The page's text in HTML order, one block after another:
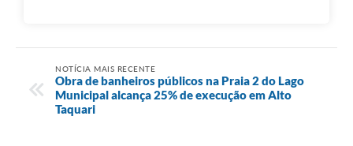
NOTÍCIA MAIS RECENTE
Obra de banheiros públicos na Praia 2 do Lago
Municipal alcança 25% de execução em Alto
Taquari